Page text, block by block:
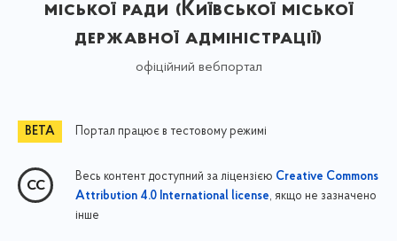
міської ради (Київської міської
державної адміністрації)
офіційний вебпортал
Портал працює в тестовому режимі
Весь контент доступний за ліцензією Creative Commons
Attribution 4.0 International license, якщо не зазначено
інше